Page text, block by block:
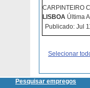
CARPINTEIRO
LISBOA Última
Publicado: Jul
Selecionar
Pesquisar empregos